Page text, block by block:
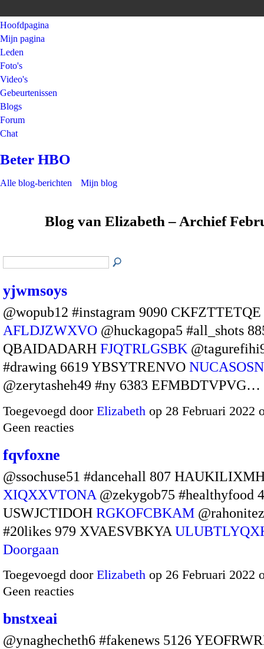
Hoofdpagina
Mijn pagina
Leden
Foto's
Video's
Gebeurtenissen
Blogs
Forum
Chat
Beter HBO
Alle blog-berichten Mijn blog
Blog van Elizabeth – Archief
yjwmsoys
@wopub12 #instagram 9090 CKFZTTETQE
AFLDJZWXVO @huckagopa5 #all_shots
QBAIDADARH FJQTRLGSBK
#drawing 6619 YBSYTRENVO
@zerytasheh49 #ny 6383 EFMBDTVPVG…
Toegevoegd door Elizabeth op 28 Februari 2022
Geen reacties
fqvfoxne
@ssochuse51 #dancehall 807
XIQXXVTONA @zekygob75 #healthyfood
USWJCTIDOH RGKOFCBKAM
#20likes 979 XVAESVBKYA
Doorgaan
Toegevoegd door Elizabeth op 26 Februari 2022
Geen reacties
bnstxeai
@ynaghecheth6 #fakenews 5126